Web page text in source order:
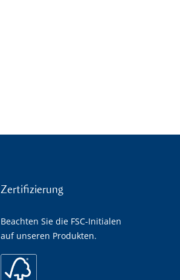
Zertifizierung
Beachten Sie die FSC-Initialen
auf unseren Produkten.